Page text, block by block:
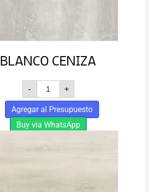
BLANCO CENIZA
-
BLANCO
CENIZA
cantidad
+
Agregar al Presupuesto
Buy via WhatsApp